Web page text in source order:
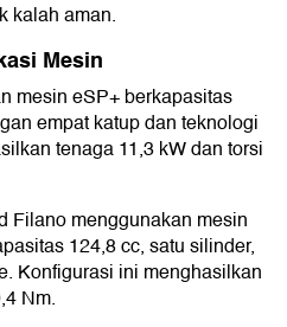
kalah aman.
Mesin
mesin eSP+ berkapasitas
empat katup dan teknologi
tenaga 11,3 kW dan torsi
Filano menggunakan mesin
124,8 cc, satu silinder,
Konfigurasi ini menghasilkan
Nm.